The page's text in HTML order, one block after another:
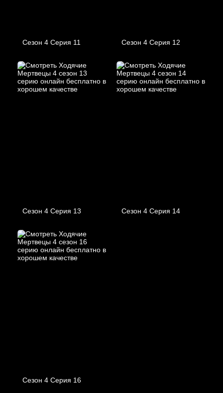
Сезон 4 Серия 11 Сезон 4 Серия 12
Сезон 4 Серия 13 Сезон 4 Серия 14
Сезон 4 Серия 16